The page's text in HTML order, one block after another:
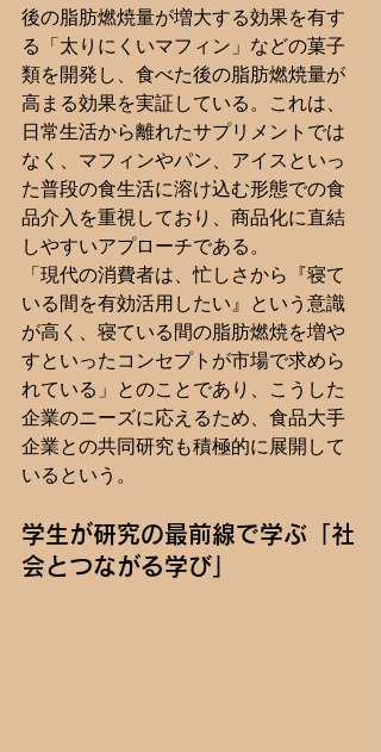
後の脂肪燃焼量が増大する効果を有す
る「太りにくいマフィン」などの菓子
類を開発し、食べた後の脂肪燃焼量が
高まる効果を実証している。これは、
日常生活から離れたサプリメントでは
なく、マフィンやパン、アイスといっ
た普段の食生活に溶け込む形態での食
品介入を重視しており、商品化に直結
しやすいアプローチである。
「現代の消費者は、忙しさから『寝て
いる間を有効活用したい』という意識
が高く、寝ている間の脂肪燃焼を増や
すといったコンセプトが市場で求めら
れている」とのことであり、こうした
企業のニーズに応えるため、食品大手
企業との共同研究も積極的に展開して
いるという。
学生が研究の最前線で学ぶ「社
会とつながる学び」